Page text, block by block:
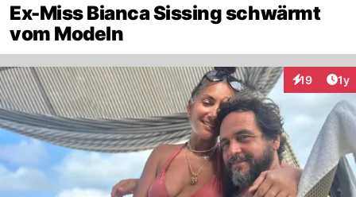
Ex-Miss Bianca Sissing schwärmt
vom Modeln
19 1y